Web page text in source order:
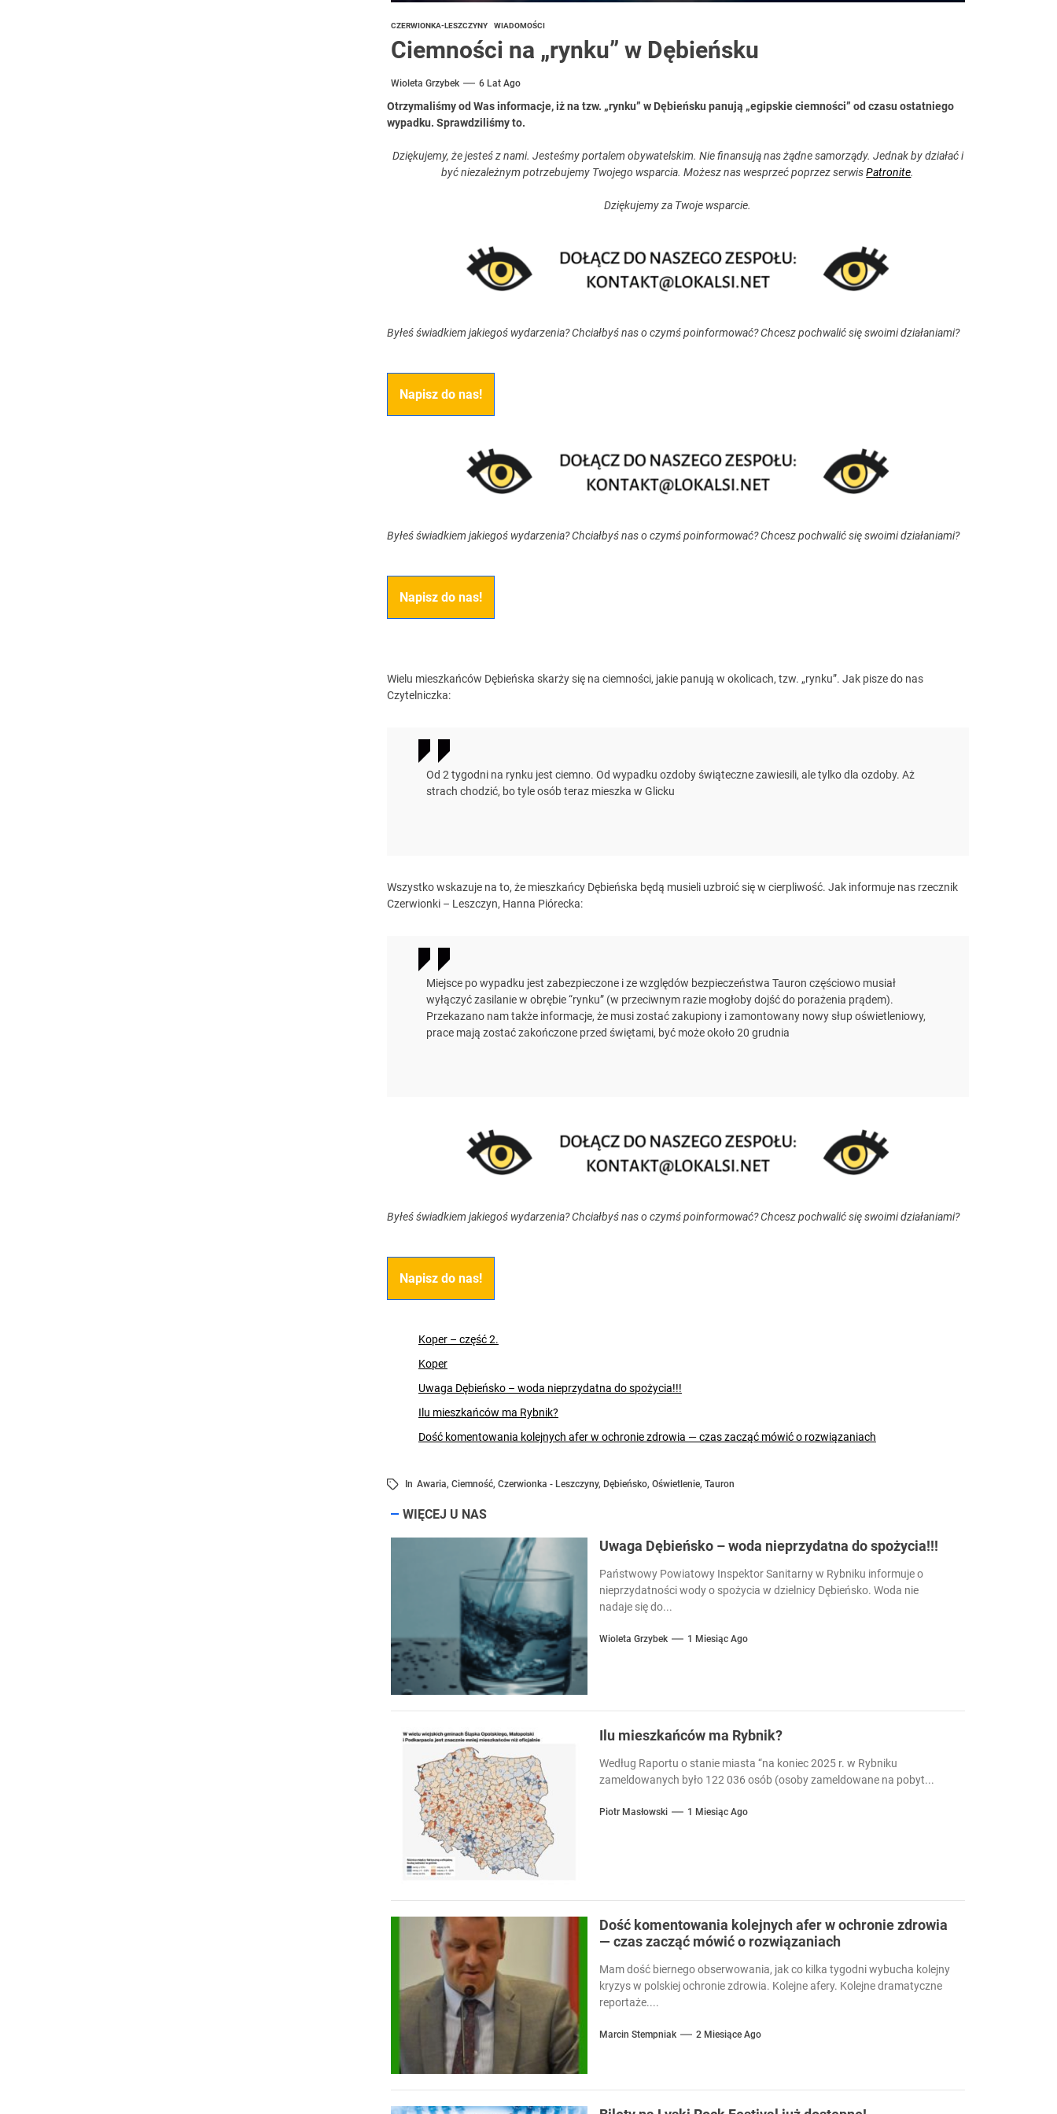
CZERWIONKA-LESZCZYNY WIADOMOŚCI
Ciemności na „rynku” w Dębieńsku
Wioleta Grzybek 6 Lat Ago
Otrzymaliśmy od Was informacje, iż na tzw. „rynku” w Dębieńsku panują „egipskie ciemności” od czasu ostatniego
wypadku. Sprawdziliśmy to.
Dziękujemy, że jesteś z nami. Jesteśmy portalem obywatelskim. Nie finansują nas żądne samorządy. Jednak by działać i
być niezależnym potrzebujemy Twojego wsparcia. Możesz nas wesprzeć poprzez serwisPatronite.
Dziękujemy za Twoje wsparcie.
Byłeś świadkiem jakiegoś wydarzenia? Chciałbyś nas o czymś poinformować? Chcesz pochwalić się swoimi działaniami?
Napisz do nas!
Byłeś świadkiem jakiegoś wydarzenia? Chciałbyś nas o czymś poinformować? Chcesz pochwalić się swoimi działaniami?
Napisz do nas!
Wielu mieszkańców Dębieńska skarży się na ciemności, jakie panują w okolicach, tzw. „rynku”. Jak pisze do nas
Czytelniczka:
Od 2 tygodni na rynku jest ciemno. Od wypadku ozdoby świąteczne zawiesili, ale tylko dla ozdoby. Aż
strach chodzić, bo tyle osób teraz mieszka w Glicku
Wszystko wskazuje na to, że mieszkańcy Dębieńska będą musieli uzbroić się w cierpliwość. Jak informuje nas rzecznik
Czerwionki – Leszczyn, Hanna Piórecka:
Miejsce po wypadku jest zabezpieczone i ze względów bezpieczeństwa Tauron częściowo musiał
wyłączyć zasilanie w obrębie “rynku” (w przeciwnym razie mogłoby dojść do porażenia prądem).
Przekazano nam także informacje, że musi zostać zakupiony i zamontowany nowy słup oświetleniowy,
prace mają zostać zakończone przed świętami, być może około 20 grudnia
Byłeś świadkiem jakiegoś wydarzenia? Chciałbyś nas o czymś poinformować? Chcesz pochwalić się swoimi działaniami?
Napisz do nas!
Koper – część 2.
Koper
Uwaga Dębieńsko – woda nieprzydatna do spożycia!!!
Ilu mieszkańców ma Rybnik?
Dość komentowania kolejnych afer w ochronie zdrowia — czas zacząć mówić o rozwiązaniach
In Awaria, Ciemność, Czerwionka - Leszczyny, Dębieńsko, Oświetlenie, Tauron
WIĘCEJ U NAS
Uwaga Dębieńsko – woda nieprzydatna do spożycia!!!
Państwowy Powiatowy Inspektor Sanitarny w Rybniku informuje o
nieprzydatności wody o spożycia w dzielnicy Dębieńsko. Woda nie
nadaje się do...
Wioleta Grzybek 1 Miesiąc Ago
Ilu mieszkańców ma Rybnik?
Według Raportu o stanie miasta “na koniec 2025 r. w Rybniku
zameldowanych było 122 036 osób (osoby zameldowane na pobyt...
Piotr Masłowski 1 Miesiąc Ago
Dość komentowania kolejnych afer w ochronie zdrowia
— czas zacząć mówić o rozwiązaniach
Mam dość biernego obserwowania, jak co kilka tygodni wybucha kolejny
kryzys w polskiej ochronie zdrowia. Kolejne afery. Kolejne dramatyczne
reportaże....
Marcin Stempniak 2 Miesiące Ago